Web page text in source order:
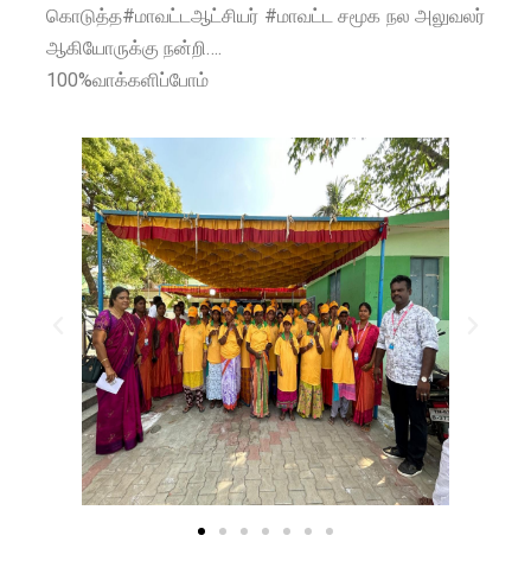
கொடுத்த#மாவட்டஆட்சியர் #மாவட்ட சமூக நல அலுவலர்
ஆகியோருக்கு நன்றி….
100%வாக்களிப்போம்